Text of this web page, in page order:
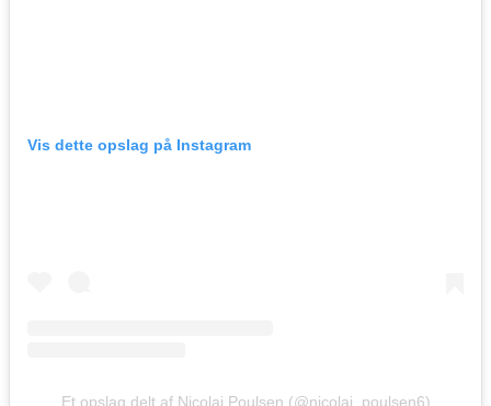
Vis dette opslag på Instagram
Et opslag delt af Nicolai Poulsen (@nicolai_poulsen6)